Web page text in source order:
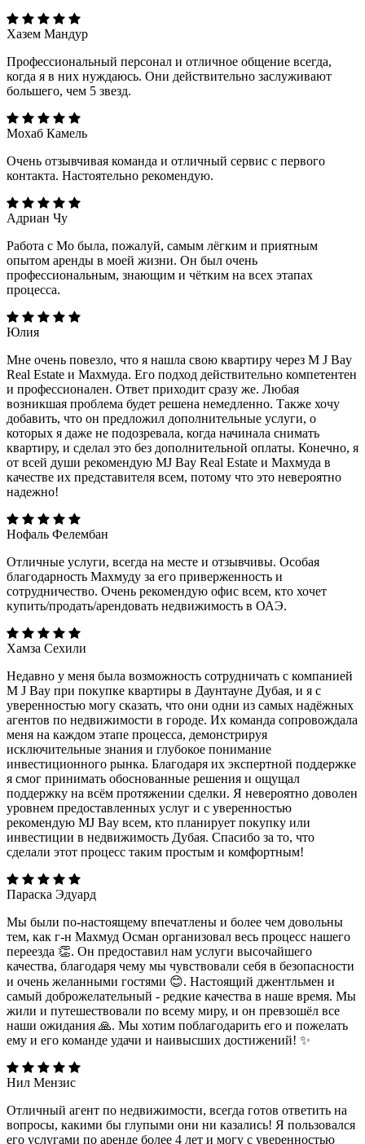
Хазем Мандур
Профессиональный персонал и отличное общение всегда,
когда я в них нуждаюсь. Они действительно заслуживают
большего, чем 5 звезд.
Мохаб Камель
Очень отзывчивая команда и отличный сервис с первого
контакта. Настоятельно рекомендую.
Адриан Чу
Работа с Мо была, пожалуй, самым лёгким и приятным
опытом аренды в моей жизни. Он был очень
профессиональным, знающим и чётким на всех этапах
процесса.
Юлия
Мне очень повезло, что я нашла свою квартиру через M J Bay
Real Estate и Махмуда. Его подход действительно компетентен
и профессионален. Ответ приходит сразу же. Любая
возникшая проблема будет решена немедленно. Также хочу
добавить, что он предложил дополнительные услуги, о
которых я даже не подозревала, когда начинала снимать
квартиру, и сделал это без дополнительной оплаты. Конечно, я
от всей души рекомендую MJ Bay Real Estate и Махмуда в
качестве их представителя всем, потому что это невероятно
надежно!
Нофаль Фелембан
Отличные услуги, всегда на месте и отзывчивы. Особая
благодарность Махмуду за его приверженность и
сотрудничество. Очень рекомендую офис всем, кто хочет
купить/продать/арендовать недвижимость в ОАЭ.
Хамза Сехили
Недавно у меня была возможность сотрудничать с компанией
M J Bay при покупке квартиры в Даунтауне Дубая, и я с
уверенностью могу сказать, что они одни из самых надёжных
агентов по недвижимости в городе. Их команда сопровождала
меня на каждом этапе процесса, демонстрируя
исключительные знания и глубокое понимание
инвестиционного рынка. Благодаря их экспертной поддержке
я смог принимать обоснованные решения и ощущал
поддержку на всём протяжении сделки. Я невероятно доволен
уровнем предоставленных услуг и с уверенностью
рекомендую MJ Bay всем, кто планирует покупку или
инвестиции в недвижимость Дубая. Спасибо за то, что
сделали этот процесс таким простым и комфортным!
Параска Эдуард
Мы были по-настоящему впечатлены и более чем довольны
тем, как г-н Махмуд Осман организовал весь процесс нашего
переезда 👏. Он предоставил нам услуги высочайшего
качества, благодаря чему мы чувствовали себя в безопасности
и очень желанными гостями 😊. Настоящий джентльмен и
самый доброжелательный - редкие качества в наше время. Мы
жили и путешествовали по всему миру, и он превзошёл все
наши ожидания 🙏. Мы хотим поблагодарить его и пожелать
ему и его команде удачи и наивысших достижений! ✨️
Нил Мензис
Отличный агент по недвижимости, всегда готов ответить на
вопросы, какими бы глупыми они ни казались! Я пользовался
его услугами по аренде более 4 лет и могу с уверенностью